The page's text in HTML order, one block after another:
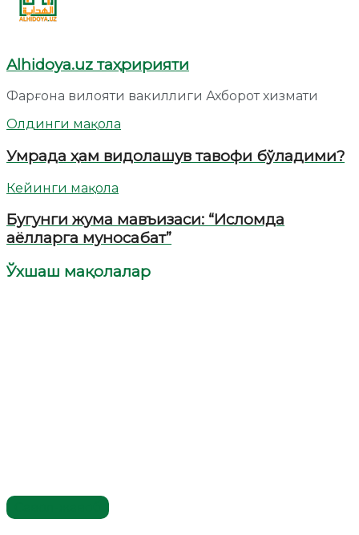
Alhidoya.uz таҳририяти
Фарғона вилояти вакиллиги Ахборот хизмати
Олдинги мақола
Умрада ҳам видолашув тавофи бўладими?
Кейинги мақола
Бугунги жума мавъизаси: “Исломда
аёлларга муносабат”
Ўхшаш мақолалар